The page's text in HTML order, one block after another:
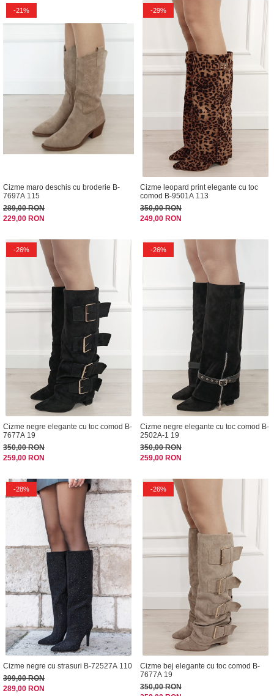
-21%
Cizme maro deschis cu broderie B-
7697A 115
289,00 RON
229,00 RON
-29%
Cizme leopard print elegante cu toc
comod B-9501A 113
350,00 RON
249,00 RON
-26%
Cizme negre elegante cu toc comod B-
7677A 19
350,00 RON
259,00 RON
-26%
Cizme negre elegante cu toc comod B-
2502A-1 19
350,00 RON
259,00 RON
-28%
Cizme negre cu strasuri B-72527A 110
399,00 RON
289,00 RON
-26%
Cizme bej elegante cu toc comod B-
7677A 19
350,00 RON